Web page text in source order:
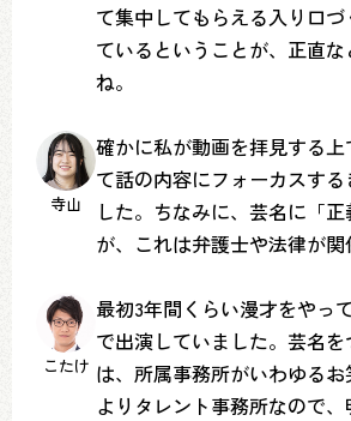
て集中してもらえる入り口
ているということが、正直
ね。
寺山
確かに私が動画を拝見する
て話の内容にフォーカスす
した。ちなみに、芸名に「
が、これは弁護士や法律が関
こたけ
最初3年間くらい漫才をやっ
で出演していました。芸名
は、所属事務所がいわゆるお
よりタレント事務所なので